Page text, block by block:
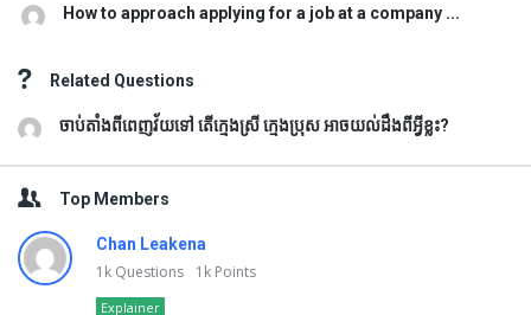
How to approach applying for a job at a company ...
Related Questions
ចាប់តាំងពីពេញវ័យទៅ តើក្មេងស្រី ក្មេងប្រុស អាចយល់ដឹងពីអ្វីខ្លះ?
Top Members
Chan Leakena
1k Questions 1k Points
Explainer